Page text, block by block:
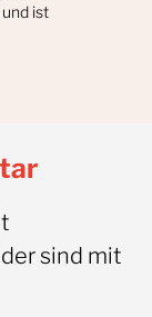
ist
sind mit